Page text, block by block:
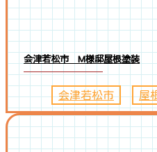
会津若松市 M様邸屋根塗装
会津若松市 、 屋